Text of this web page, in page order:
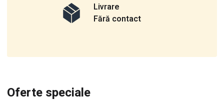
Livrare
Fără contact
Oferte speciale